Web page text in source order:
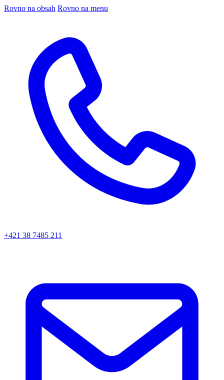
Rovno na obsah Rovno na menu
+421 38 7485 211